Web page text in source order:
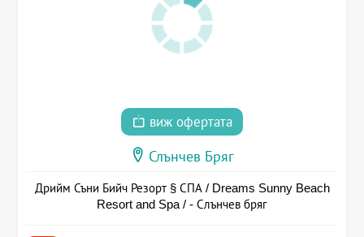
виж офертата
Слънчев Бряг
Дрийм Съни Бийч Резорт § СПА / Dreams Sunny Beach
Resort and Spa / - Слънчев бряг